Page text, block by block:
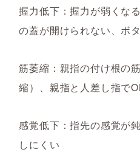
握力低下：握力が弱くな
の蓋が開けられない、ボ
筋萎縮：親指の付け根の
縮）、親指と人差し指で
感覚低下：指先の感覚が
しにくい